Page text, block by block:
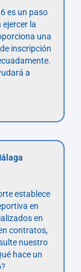
es un paso
la
una
inscripción
a
establece
en
en
contratos,
nuestro
hace un